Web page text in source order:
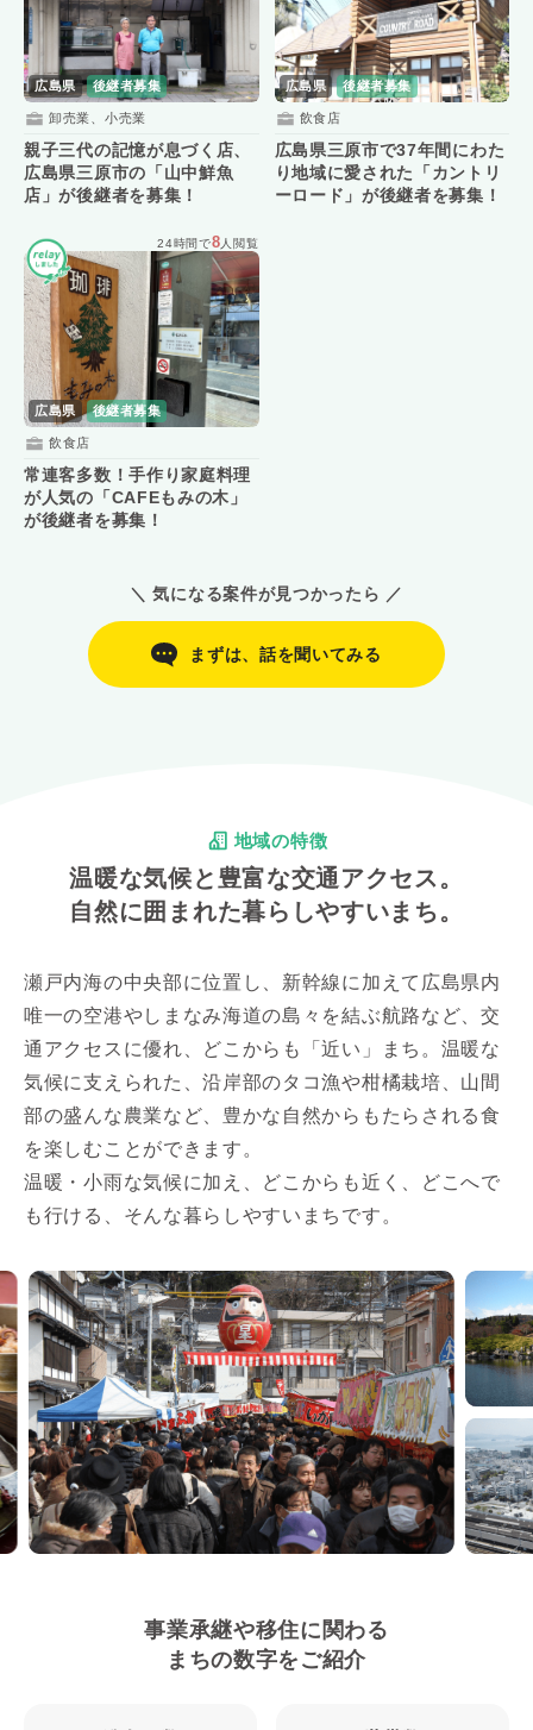
広島県 後継者募集
卸売業、小売業
親子三代の記憶が息づく店、
広島県三原市の「山中鮮魚
店」が後継者を募集！
広島県 後継者募集
飲食店
広島県三原市で37年間にわた
り地域に愛された「カントリ
ーロード」が後継者を募集！
24時間で8 人閲覧
広島県 後継者募集
飲食店
常連客多数！手作り家庭料理
が人気の「CAFEもみの木」
が後継者を募集！
＼ 気になる案件が見つかったら ／
まずは、話を聞いてみる
地域の特徴
温暖な気候と豊富な交通アクセス。
自然に囲まれた暮らしやすいまち。
瀬戸内海の中央部に位置し、新幹線に加えて広島県内
唯一の空港やしまなみ海道の島々を結ぶ航路など、交
通アクセスに優れ、どこからも「近い」まち。温暖な
気候に支えられた、沿岸部のタコ漁や柑橘栽培、山間
部の盛んな農業など、豊かな自然からもたらされる食
を楽しむことができます。
温暖・小雨な気候に加え、どこからも近く、どこへで
も行ける、そんな暮らしやすいまちです。
事業承継や移住に関わる
まちの数字をご紹介